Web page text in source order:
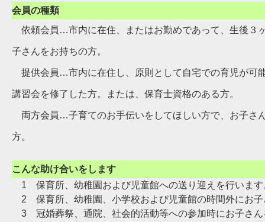
会員の種類
依頼会員…市内に在住、またはお勤めであって、生後３
子さんをお持ちの方。
提供会員…市内に在住し、原則として自宅での育児が可
講習会を修了した方。または、保育士資格のある方。
両方会員…子育てのお手伝いをしてほしい方で、お子さ
方。
こんな助け合いをします
1 保育所、幼稚園および児童館への送り迎えを行います
2 保育所、幼稚園、小学校および児童館の時間外にお子
3 冠婚葬祭、通院、社会的活動等への参加時にお子さん